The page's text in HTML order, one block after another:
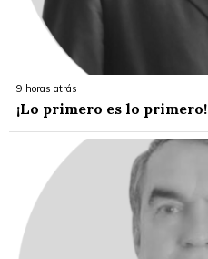
9 horas atrás
¡Lo primero es lo primero!